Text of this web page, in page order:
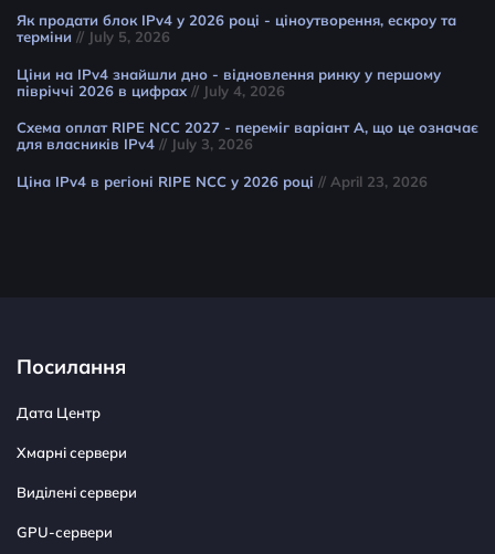
Як продати блок IPv4 у 2026 році - ціноутворення, ескроу та
терміни // July 5, 2026
Ціни на IPv4 знайшли дно - відновлення ринку у першому
півріччі 2026 в цифрах // July 4, 2026
Схема оплат RIPE NCC 2027 - переміг варіант A, що це означає
для власників IPv4 // July 3, 2026
Ціна IPv4 в регіоні RIPE NCC у 2026 році // April 23, 2026
Посилання
Дата Центр
Хмарні сервери
Виділені сервери
GPU-сервери